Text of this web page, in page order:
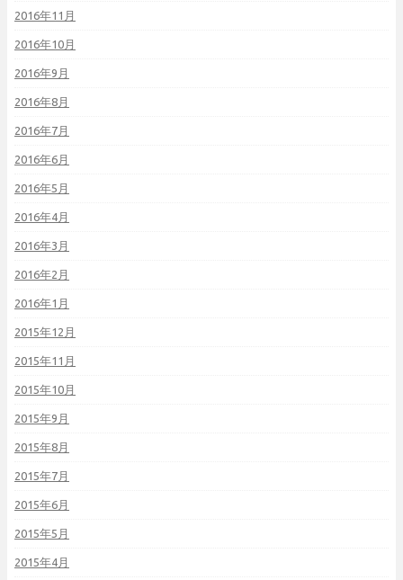
2016年11月
2016年10月
2016年9月
2016年8月
2016年7月
2016年6月
2016年5月
2016年4月
2016年3月
2016年2月
2016年1月
2015年12月
2015年11月
2015年10月
2015年9月
2015年8月
2015年7月
2015年6月
2015年5月
2015年4月